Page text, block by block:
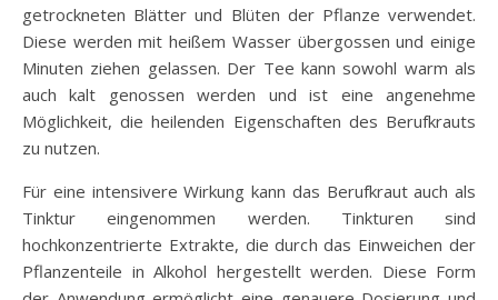
getrockneten Blätter und Blüten der Pflanze verwendet.
Diese werden mit heißem Wasser übergossen und einige
Minuten ziehen gelassen. Der Tee kann sowohl warm als
auch kalt genossen werden und ist eine angenehme
Möglichkeit, die heilenden Eigenschaften des Berufkrauts
zu nutzen.
Für eine intensivere Wirkung kann das Berufkraut auch als
Tinktur eingenommen werden. Tinkturen sind
hochkonzentrierte Extrakte, die durch das Einweichen der
Pflanzenteile in Alkohol hergestellt werden. Diese Form